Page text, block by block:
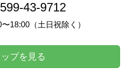
43-9712
18:00（土日祝除く）
プを見る